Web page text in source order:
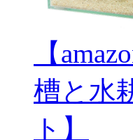
【
槽と水
ト】